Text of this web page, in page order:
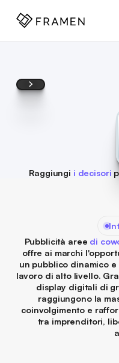
Raggiungi i decisori
Pubblicità aree di
offre ai marchi
un pubblico dinamico
lavoro di alto livello.
display digitali di
raggiungono la
coinvolgimento e
tra imprenditori,